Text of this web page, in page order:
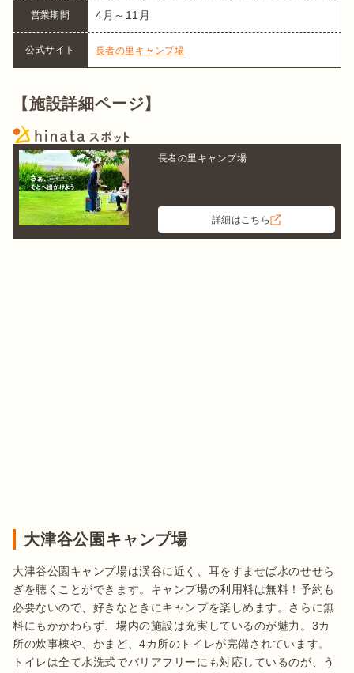
営業期間 4月～11月
公式サイト 長者の里キャンプ場
【施設詳細ページ】
長者の里キャンプ場
詳細はこちら
大津谷公園キャンプ場
大津谷公園キャンプ場は渓谷に近く、耳をすませば水のせせら
ぎを聴くことができます。キャンプ場の利用料は無料！予約も
必要ないので、好きなときにキャンプを楽しめます。さらに無
料にもかかわらず、場内の施設は充実しているのが魅力。3カ
所の炊事棟や、かまど、4カ所のトイレが完備されています。
トイレは全て水洗式でバリアフリーにも対応しているのが、う